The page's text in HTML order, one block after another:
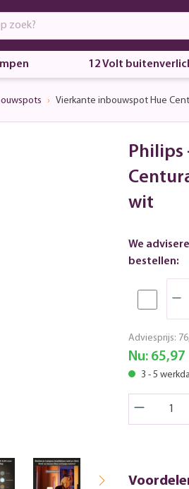
12 Volt
Vierkante inbouwspot Hue
Philips
wit
We
bestellen:
Adviesprijs:
Nu: 65,97
3 - 5